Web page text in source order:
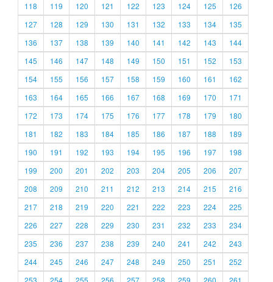
118
119 120 121 122 123 124 125
126
127
128 129 130 131 132 133 134
135
136
137 138 139 140 141 142 143
144
145
146 147 148 149 150 151 152
153
154
155 156 157 158 159 160 161
162
163
164 165 166 167 168 169 170
171
172
173 174 175 176 177 178 179
180
181
182 183 184 185 186 187 188
189
190
191 192 193 194 195 196 197
198
199
200 201 202 203 204 205 206
207
208
209 210 211 212 213 214 215
216
217
218 219 220 221 222 223 224
225
226
227 228 229 230 231 232 233
234
235
236 237 238 239 240 241 242
243
244
245 246 247 248 249 250 251
252
253
254 255 256 257 258 259 260 261